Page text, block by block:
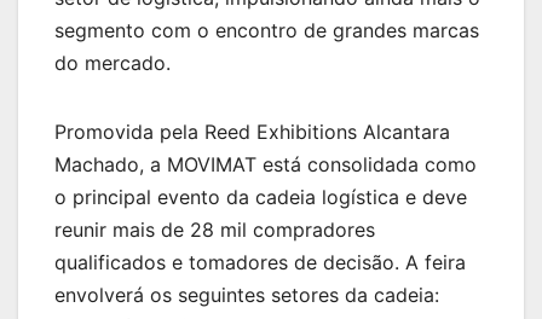
segmento com o encontro de grandes marcas
do mercado.
Promovida pela Reed Exhibitions Alcantara
Machado, a MOVIMAT está consolidada como
o principal evento da cadeia logística e deve
reunir mais de 28 mil compradores
qualificados e tomadores de decisão. A feira
envolverá os seguintes setores da cadeia: